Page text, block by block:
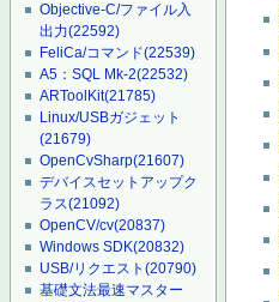
Objective-C/ファイル入
出力(22592)
FeliCa/コマンド(22539)
A5：SQL Mk-2(22532)
ARToolKit(21785)
Linux/USBガジェット
(21679)
OpenCvSharp(21607)
デバイスセットアップク
ラス(21092)
OpenCV/cv(20837)
Windows SDK(20832)
USB/リクエスト(20790)
基礎文法最速マスター